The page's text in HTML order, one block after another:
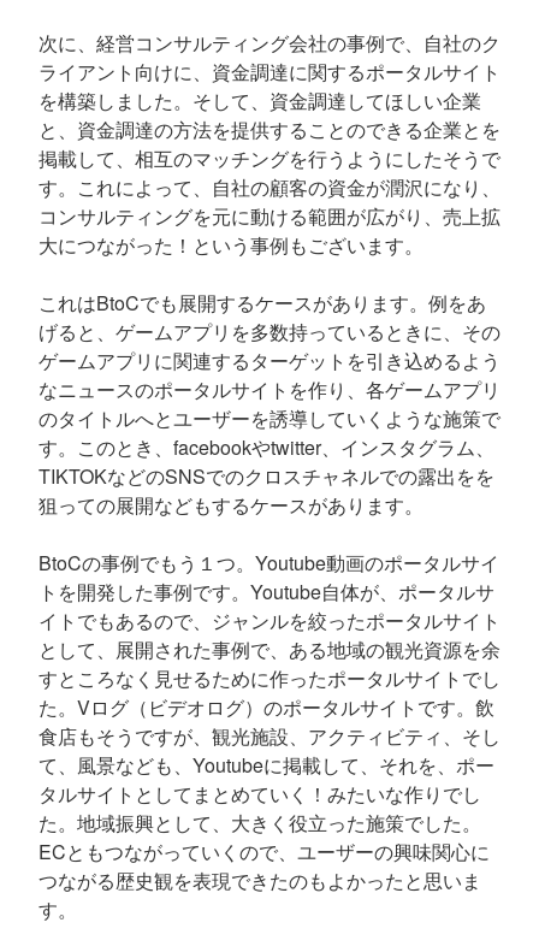
次に、経営コンサルティング会社の事例で、自社のク
ライアント向けに、資金調達に関するポータルサイト
を構築しました。そして、資金調達してほしい企業
と、資金調達の方法を提供することのできる企業とを
掲載して、相互のマッチングを行うようにしたそうで
す。これによって、自社の顧客の資金が潤沢になり、
コンサルティングを元に動ける範囲が広がり、売上拡
大につながった！という事例もございます。
これはBtoCでも展開するケースがあります。例をあ
げると、ゲームアプリを多数持っているときに、その
ゲームアプリに関連するターゲットを引き込めるよう
なニュースのポータルサイトを作り、各ゲームアプリ
のタイトルへとユーザーを誘導していくような施策で
す。このとき、facebookやtwitter、インスタグラム、
TIKTOKなどのSNSでのクロスチャネルでの露出をを
狙っての展開などもするケースがあります。
BtoCの事例でもう１つ。Youtube動画のポータルサイ
トを開発した事例です。Youtube自体が、ポータルサ
イトでもあるので、ジャンルを絞ったポータルサイト
として、展開された事例で、ある地域の観光資源を余
すところなく見せるために作ったポータルサイトでし
た。Vログ（ビデオログ）のポータルサイトです。飲
食店もそうですが、観光施設、アクティビティ、そし
て、風景なども、Youtubeに掲載して、それを、ポー
タルサイトとしてまとめていく！みたいな作りでし
た。地域振興として、大きく役立った施策でした。
ECともつながっていくので、ユーザーの興味関心に
つながる歴史観を表現できたのもよかったと思いま
す。